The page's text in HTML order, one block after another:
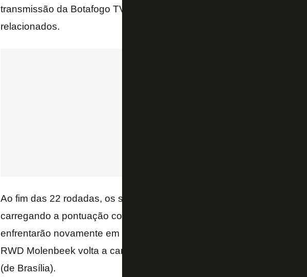
transmissão da Botafogo TV, enquanto Vinícius Lopes, Juninho e
relacionados.
Ao fim das 22 rodadas, os seis melhores colocados avançam para a
carregando a pontuação conquistada na etapa inicial. Estas seis
enfrentarão novamente em turno e returno e aí só o primeiro
RWD Molenbeek volta a campo na próxima sexta-feira para visitar o
(de Brasília).